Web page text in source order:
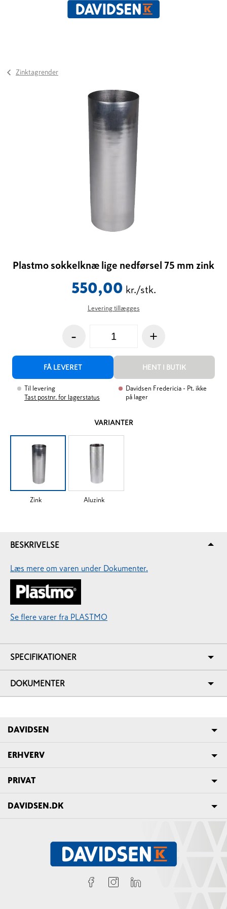
Zinktagrender
Plastmo sokkelknæ lige nedførsel 75 mm zink
550,00 kr./stk.
Levering tillægges
- +
FÅ LEVERET HENT I BUTIK
Til levering
Tast postnr. for lagerstatus
Davidsen Fredericia - Pt. ikke
på lager
VARIANTER
Zink Aluzink
BESKRIVELSE
Læs mere om varen under Dokumenter.
Se flere varer fra PLASTMO
SPECIFIKATIONER
DOKUMENTER
DAVIDSEN
ERHVERV
PRIVAT
DAVIDSEN.DK